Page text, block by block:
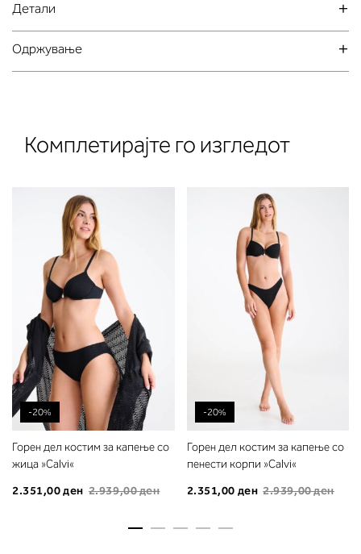
Детали
Oдржување
Комплетирајте го изгледот
-20%
Горен дел костим за капење со
жица »Calvi«
2.351,00 ден 2.939,00 ден
-20%
Горен дел костим за капење со
пенести корпи »Calvi«
2.351,00 ден 2.939,00 ден